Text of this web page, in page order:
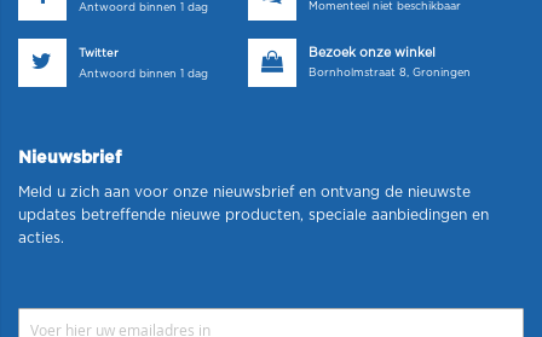
Antwoord binnen 1 dag
Momenteel niet beschikbaar
Twitter
Antwoord binnen 1 dag
Bezoek onze winkel
Bornholmstraat 8, Groningen
Nieuwsbrief
Meld u zich aan voor onze nieuwsbrief en ontvang de nieuwste
updates betreffende nieuwe producten, speciale aanbiedingen en
acties.